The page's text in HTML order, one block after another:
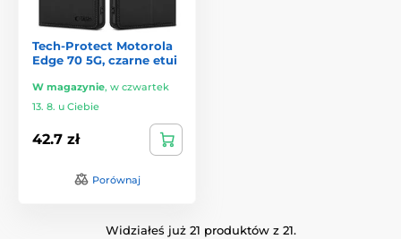
Tech-Protect Motorola
Edge 70 5G, czarne etui
W magazynie, w czwartek
13. 8. u Ciebie
42.7 zł
Porównaj
Widziałeś już 21 produktów z 21.